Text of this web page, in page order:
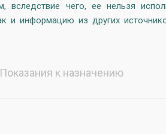
вследствие чего, ее нельзя
и информацию из других
Показания к назначению